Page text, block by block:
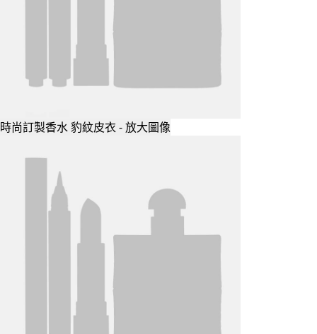
時尚訂製香水 豹紋皮衣 - 放大圖像